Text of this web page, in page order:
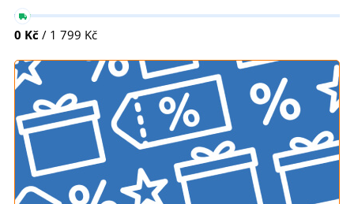
0 Kč / 1 799 Kč